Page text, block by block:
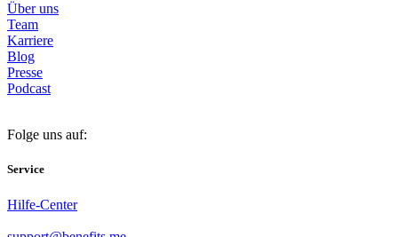
Über uns
Team
Karriere
Blog
Presse
Podcast
Folge uns auf:
Service
Hilfe-Center